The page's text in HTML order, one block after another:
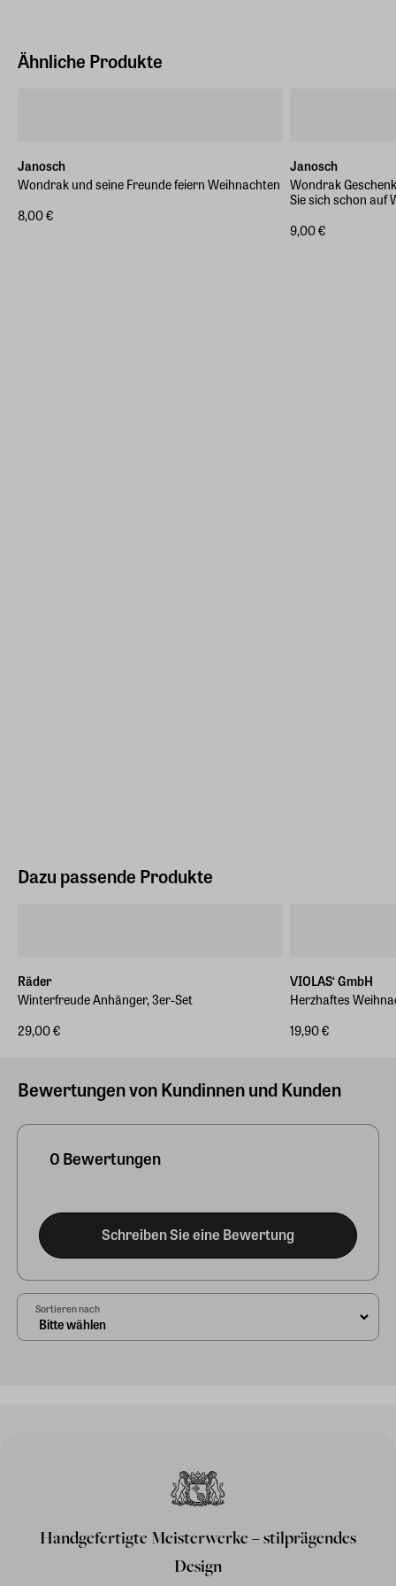
Ähnliche Produkte
Janosch
Wondrak und seine Freunde feiern Weihnachten
8,00 €
Janosch
Wondrak
Sie sich schon auf
9,00 €
Dazu passende Produkte
Räder
Winterfreude Anhänger, 3er-Set
29,00 €
VIOLAS‘ GmbH
Herzhaftes
19,90 €
Bewertungen von Kundinnen und Kunden
0 Bewertungen
Schreiben Sie eine Bewertung
Sortieren nach
Handgefertigte Meisterwerke – stilprägendes
Design